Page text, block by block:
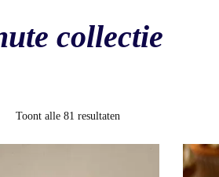
collectie
Toont alle 81 resultaten